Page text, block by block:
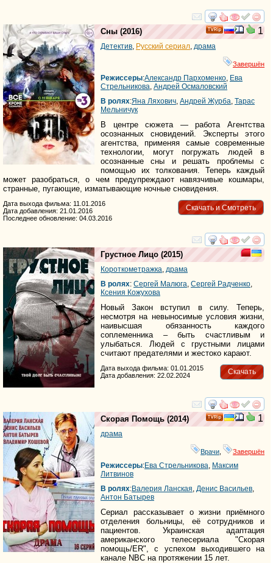
смотреть
1
Сны (2016)
Детектив, Русский сериал, драма
Завершён
Режиссеры:Александр Пархоменко, Ева
Стрельникова, Андрей Осмаловский
В ролях:Яна Ляхович, Андрей Журба, Тарас
Мельничук
В центре сюжета — работа Агентства
осознанных сновидений. Эксперты этого
агентства, применяя самые современные
технологии, могут погружать людей в
осознанные сны и решать проблемы с
помощью их толкования. Теперь каждый
может разобраться, о чем предупреждают навязчивые кошмары,
странные, пугающие, изматывающие ночные сновидения.
Скачать и Смотреть
Дата выхода фильма: 11.01.2016
Дата добавления: 21.01.2016
Последнее обновление: 04.03.2016
смотреть
Грустное Лицо (2015)
Короткометражка, драма
В ролях: Сергей Малюга, Сергей Радченко,
Ксения Кожухова
Новый Закон вступил в силу. Теперь,
несмотря на невыносимые условия жизни,
наивысшая обязанность каждого
соплеменника – быть счастливым и
улыбаться. Людей с грустными лицами
считают предателями и жестоко карают.
Скачать
Дата выхода фильма: 01.01.2015
Дата добавления: 22.02.2024
смотреть
1
Скорая Помощь (2014)
драма
Врачи Завершён
Режиссеры:Ева Стрельникова, Максим
Литвинов
В ролях:Валерия Ланская, Денис Васильев,
Антон Батырев
Сериал рассказывает о жизни приёмного
отделения больницы, её сотрудников и
пациентов. Украинская адаптация
американского телесериала "Скорая
помощь/ER", с успехом выходившего на
канале NBC на протяжении 15 лет.